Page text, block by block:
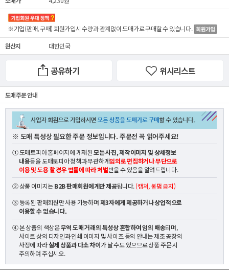
※기업(판매, 구매) 회원가입시 수량과 관계없이도매가로 구매할 수 있습니다.
원산지 대한민국
공유하기 위시리스트
도매 주문 안내
※ 도매 특성상 필요한 주문 정보입니다. 주문전 꼭 읽어주세요!
① 도매토피아 홈페이지에 게재된모든 사진, 제작이미지 및 상세정보
내용등을 도매토피아 정책과 무관하게임의로 편집하거나 무단으로
이용 및 도용 할 경우 법률에 따라 처벌받을 수 있음을 알려드립니다.
② 상품 이미지는B2B 판매회원에게만 제공됩니다.(캡쳐, 불펌 금지)
③ 등록된 판매회원만 사용 가능하며제3자에게 제공하거나 상업적으로
이용할 수 없습니다.
④ 본 상품의 색상은무역 도매 거래의 특성상 혼합하여 임의 배송되며,
사이트 상의 디자인과 인쇄 이미지 및 사이즈 등의 안내는 제조 공장의
사정에 따라실제 상품과 다소 차이가 날 수도 있으므로 상품 주문 시
주의하여 주십시오.